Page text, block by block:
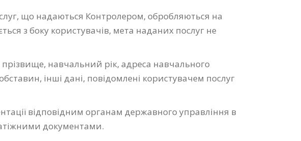
що надаються Контролером, обробляються на
з боку користувачів, мета наданих послуг не
навчальний рік, адреса навчального
інші дані, повідомлені користувачем послуг
відповідним органам державного управління в
документами.